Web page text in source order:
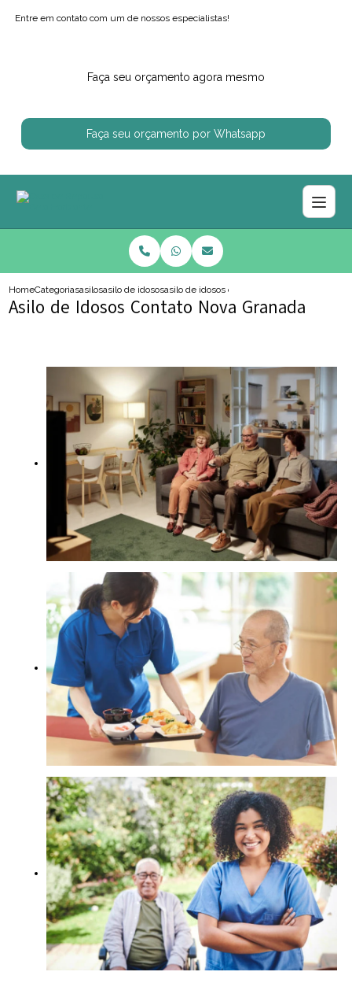
Entre em contato com um de nossos especialistas!
Faça seu orçamento agora mesmo
Faça seu orçamento por Whatsapp
HomeCategoriasasilosasilo de idososasilo de idosos contato nova granada
Asilo de Idosos Contato Nova Granada